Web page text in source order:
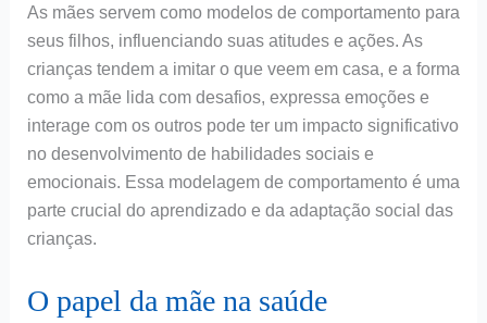
As mães servem como modelos de comportamento para
seus filhos, influenciando suas atitudes e ações. As
crianças tendem a imitar o que veem em casa, e a forma
como a mãe lida com desafios, expressa emoções e
interage com os outros pode ter um impacto significativo
no desenvolvimento de habilidades sociais e
emocionais. Essa modelagem de comportamento é uma
parte crucial do aprendizado e da adaptação social das
crianças.
O papel da mãe na saúde